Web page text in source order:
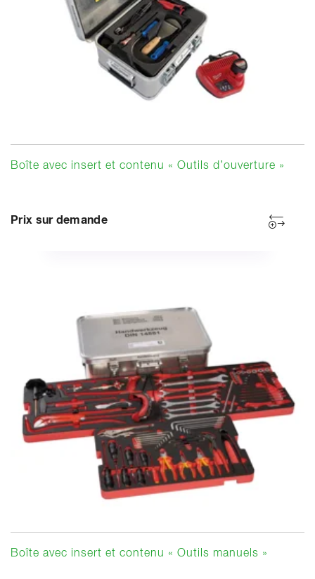
Boîte avec insert et contenu « Outils d’ouverture »
Prix sur demande
Boîte avec insert et contenu « Outils manuels »